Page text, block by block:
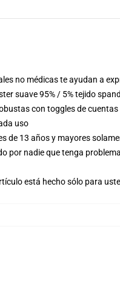
no médicas te ayudan a
suave 95% / 5% tejido
con toggles de
uso
de 13 años y mayores
por nadie que tenga
está hecho sólo para